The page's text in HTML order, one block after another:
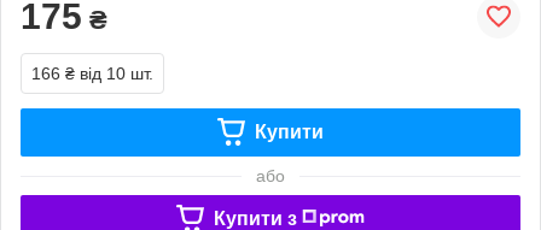
175 ₴
166 ₴ від 10 шт.
Купити
або
Купити з